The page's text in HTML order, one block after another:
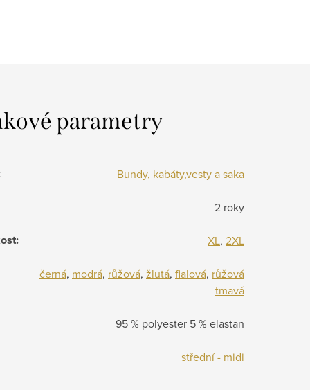
parametry
Bundy, kabáty,vesty a saka
2 roky
: XL, 2XL
černá, modrá, růžová, žlutá, fialová, růžová
tmavá
95 % polyester 5 % elastan
střední - midi